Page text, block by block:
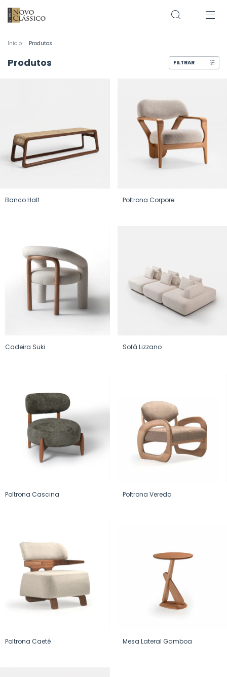
Início . Produtos
Produtos FILTRAR
Banco Half Poltrona Corpore
Cadeira Suki Sofá Lizzano
Poltrona Cascina Poltrona Vereda
Poltrona Caeté Mesa Lateral Gamboa